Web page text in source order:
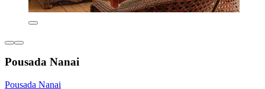
Pousada Nanai
Pousada Nanai